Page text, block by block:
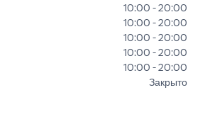
10:00 - 20:00
10:00 - 20:00
10:00 - 20:00
10:00 - 20:00
10:00 - 20:00
Закрыто